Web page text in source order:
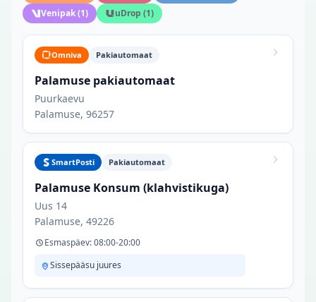
Venipak(1) uDrop (1)
Omniva Pakiautomaat
Palamuse pakiautomaat
Puurkaevu
Palamuse, 96257
SmartPosti Pakiautomaat
Palamuse Konsum (klahvistikuga)
Uus 14
Palamuse, 49226
Esmaspäev: 08:00-20:00
Sissepääsu juures